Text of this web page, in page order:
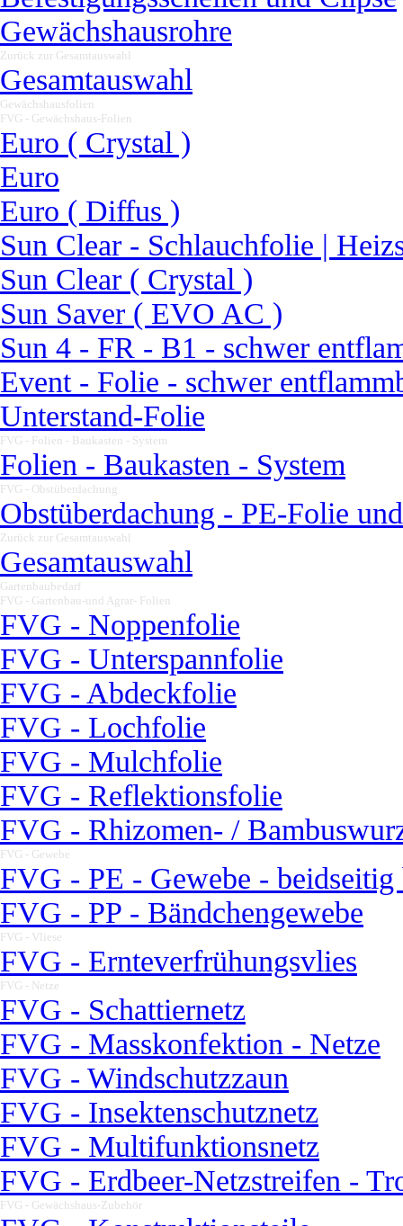
Gewächshausrohre
Zurück zur Gesamtauswahl
Gesamtauswahl
Gewächshausfolien
FVG - Gewächshaus-Folien
Euro ( Crystal )
Euro
Euro ( Diffus )
Sun Clear - Schlauchfolie |
Sun Clear ( Crystal )
Sun Saver ( EVO AC )
Sun 4 - FR - B1 - schwer
Event - Folie - schwer
Unterstand-Folie
FVG - Folien - Baukasten - System
Folien - Baukasten - System
FVG - Obstüberdachung
Obstüberdachung - PE-Folie
Zurück zur Gesamtauswahl
Gesamtauswahl
Gartenbaubedarf
FVG - Gartenbau-und Agrar- Folien
FVG - Noppenfolie
FVG - Unterspannfolie
FVG - Abdeckfolie
FVG - Lochfolie
FVG - Mulchfolie
FVG - Reflektionsfolie
FVG - Rhizomen- /
FVG - Gewebe
FVG - PE - Gewebe - beidseitig
FVG - PP - Bändchengewebe
FVG - Vliese
FVG - Ernteverfrühungsvlies
FVG - Netze
FVG - Schattiernetz
FVG - Masskonfektion - Netze
FVG - Windschutzzaun
FVG - Insektenschutznetz
FVG - Multifunktionsnetz
FVG - Erdbeer-Netzstreifen -
FVG - Gewächshaus-Zubehör